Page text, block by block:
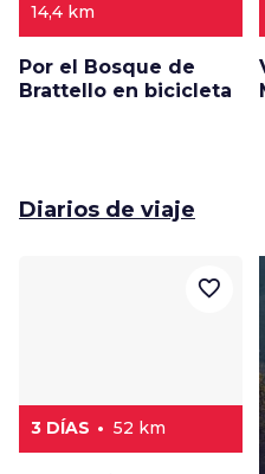
14,4 km
Por el Bosque de
Brattello en bicicleta
Diarios de viaje
3 DÍAS 52 km
favorite_border